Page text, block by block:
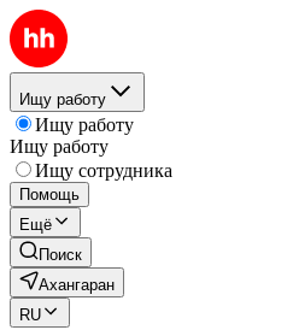
Ищу работу
Ищу работу
Ищу работу
Ищу сотрудника
Помощь
Ещё
Поиск
Ахангаран
RU